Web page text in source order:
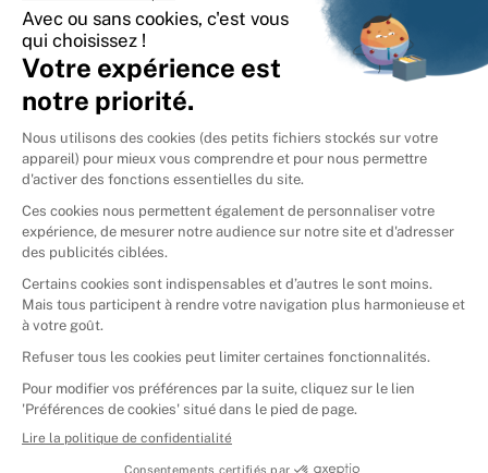
International
🇪🇸Espagne
🇮🇹Italie
Donner vos livres
Ammareal © 2026